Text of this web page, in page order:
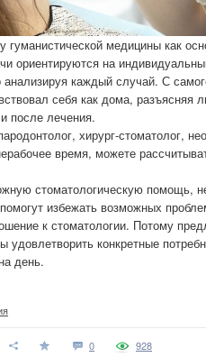
гуманистической медицины как
ориентируются на
каждый случай. С
себя как дома, разъясняя
после лечения.
хирург-стоматолог,
время, можете
стоматологическую помощь,
избежать возможных
к стоматологии. Потому
удовлетворить конкретные
день.
0 928